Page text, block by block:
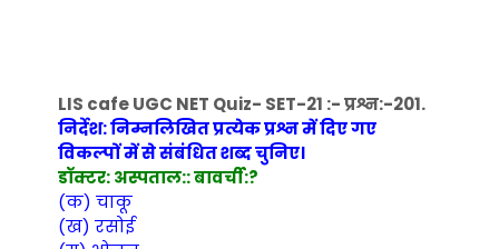
LIS cafe UGC NET Quiz- SET-21 :- प्रश्न:-201.
निर्देश: निम्नलिखित प्रत्येक प्रश्न में दिए गए
विकल्पों में से संबंधित शब्द चुनिए।
डॉक्टर: अस्पताल:: बावर्ची:?
(क) चाकू
(ख) रसोई